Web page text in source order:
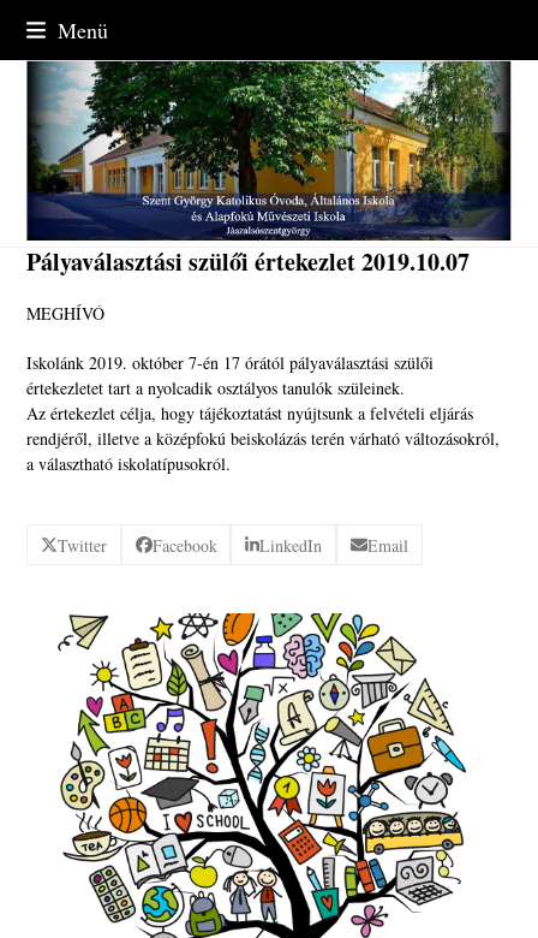
content
Menü
Pályaválasztási szülői értekezlet 2019.10.07
MEGHÍVÓ
Iskolánk 2019. október 7-én 17 órától pályaválasztási szülői
értekezletet tart a nyolcadik osztályos tanulók szüleinek.
Az értekezlet célja, hogy tájékoztatást nyújtsunk a felvételi eljárás
rendjéről, illetve a középfokú beiskolázás terén várható változásokról,
a választható iskolatípusokról.
Twitter Facebook LinkedIn Email